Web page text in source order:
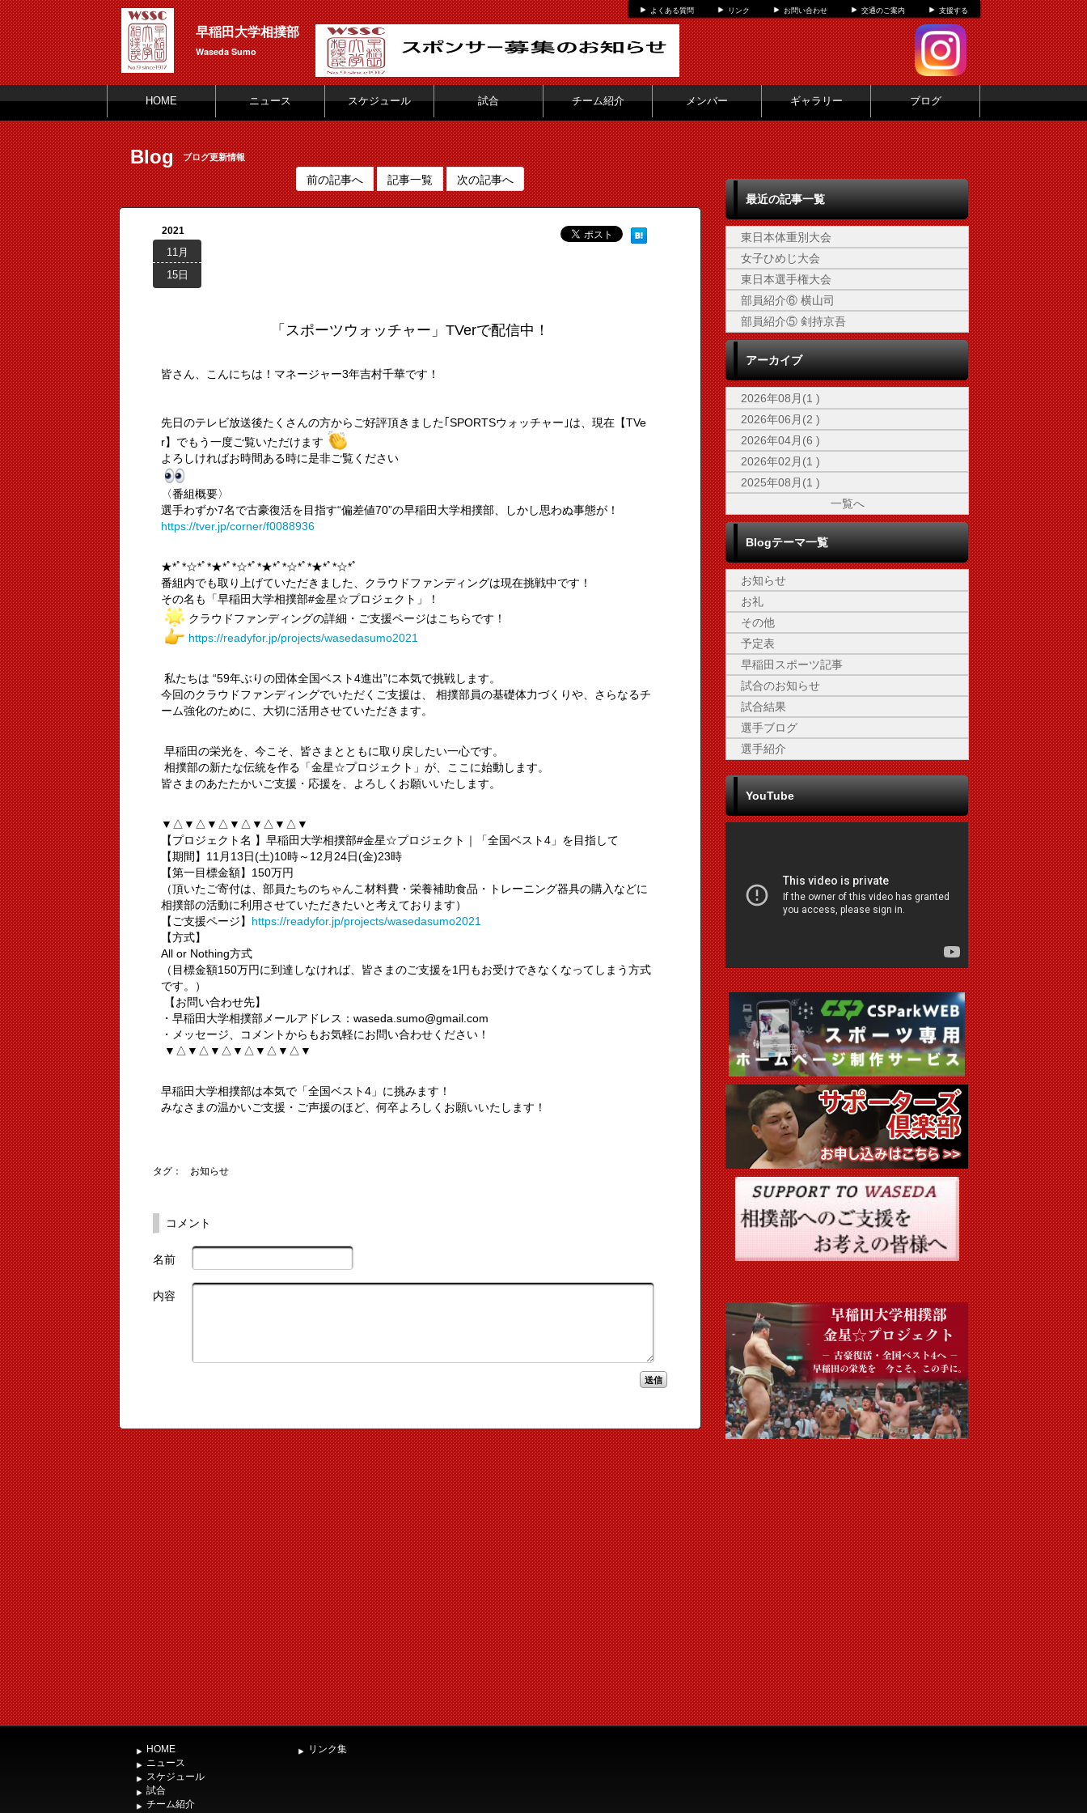
よくある質問 リンク お問い合わせ 交通のご案内 支援する
早稲田大学相撲部
Waseda Sumo
HOME ニュース スケジュール 試合 チーム紹介 メンバー ギャラリー ブログ
Blog ブログ更新情報
前の記事へ 記事一覧 次の記事へ
2021
11月
15日
「スポーツウォッチャー」TVerで配信中！
皆さん、こんにちは！マネージャー3年吉村千華です！
先日のテレビ放送後たくさんの方からご好評頂きました｢SPORTSウォッチャー｣は、現在【TVe
r】でもう一度ご覧いただけます
よろしければお時間ある時に是非ご覧ください
〈番組概要〉
選手わずか7名で古豪復活を目指す“偏差値70”の早稲田大学相撲部、しかし思わぬ事態が！
https://tver.jp/corner/f0088936
★*ﾟ*☆*ﾟ*★*ﾟ*☆*ﾟ*★*ﾟ*☆*ﾟ*★*ﾟ*☆*ﾟ
番組内でも取り上げていただきました、クラウドファンディングは現在挑戦中です！
その名も「早稲田大学相撲部#金星☆プロジェクト」！
クラウドファンディングの詳細・ご支援ページはこちらです！
https://readyfor.jp/projects/wasedasumo2021
私たちは “59年ぶりの団体全国ベスト4進出”に本気で挑戦します。
今回のクラウドファンディングでいただくご支援は、 相撲部員の基礎体力づくりや、さらなるチ
ーム強化のために、大切に活用させていただきます。
早稲田の栄光を、今こそ、皆さまとともに取り戻したい一心です。
相撲部の新たな伝統を作る「金星☆プロジェクト」が、ここに始動します。
皆さまのあたたかいご支援・応援を、よろしくお願いいたします。
▼△▼△▼△▼△▼△▼△▼
【プロジェクト名 】早稲田大学相撲部#金星☆プロジェクト｜「全国ベスト4」を目指して
【期間】11月13日(土)10時～12月24日(金)23時
【第一目標金額】150万円
（頂いたご寄付は、部員たちのちゃんこ材料費・栄養補助食品・トレーニング器具の購入などに
相撲部の活動に利用させていただきたいと考えております）
【ご支援ページ】 https://readyfor.jp/projects/wasedasumo2021
【方式】
All or Nothing方式
（目標金額150万円に到達しなければ、皆さまのご支援を1円もお受けできなくなってしまう方式
です。）
【お問い合わせ先】
・早稲田大学相撲部メールアドレス：waseda.sumo@gmail.com
・メッセージ、コメントからもお気軽にお問い合わせください！
▼△▼△▼△▼△▼△▼△▼
早稲田大学相撲部は本気で「全国ベスト4」に挑みます！
みなさまの温かいご支援・ご声援のほど、何卒よろしくお願いいたします！
タグ： お知らせ
コメント
名前
内容
最近の記事一覧
東日本体重別大会
女子ひめじ大会
東日本選手権大会
部員紹介⑥ 横山司
部員紹介⑤ 剣持京吾
アーカイブ
2026年08月(1 )
2026年06月(2 )
2026年04月(6 )
2026年02月(1 )
2025年08月(1 )
一覧へ
Blogテーマ一覧
お知らせ
お礼
その他
予定表
早稲田スポーツ記事
試合のお知らせ
試合結果
選手ブログ
選手紹介
YouTube
HOME
ニュース
スケジュール
試合
チーム紹介
リンク集